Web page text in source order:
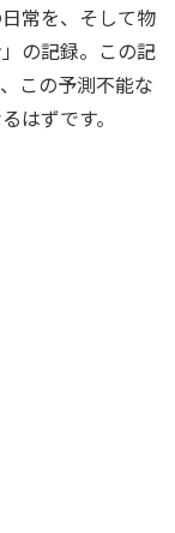
常を、そして物
の記録。この記
この予測不能な
はずです。